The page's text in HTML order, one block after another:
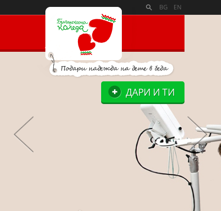
BG EN
ДАРИ И ТИ